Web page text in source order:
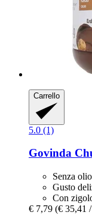
Carrello
5.0 (1)
Govinda
Senza
Gusto
Con
€ 7,79 (€ 35,41